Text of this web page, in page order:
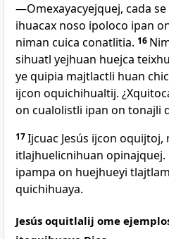
―Omexayacyejquej, cada
ihuacax noso ipoloco ipan
niman cuica conatlitia. 16
sihuatl yejhuan huejca
ye quipia majtlactli huan
ijcon oquichihualtij.
on cualolistli ipan on tonajli
17Ijcuac Jesús ijcon oquijtoj,
itlajhuelicnihuan
ipampa on huejhueyi
quichihuaya.
Jesús oquitlalij ome